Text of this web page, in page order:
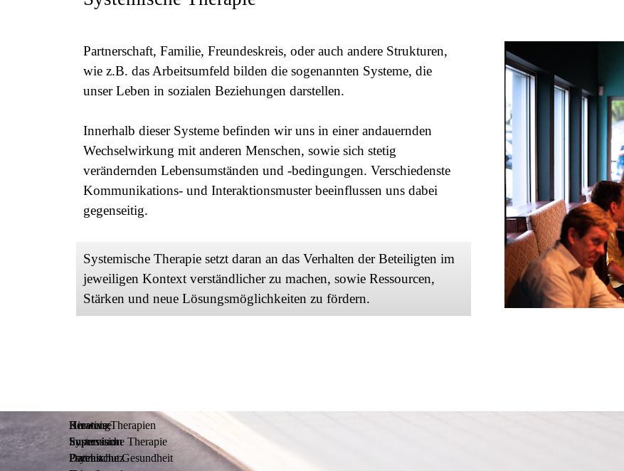
Partnerschaft, Familie, Freundeskreis, oder auch andere Strukturen,
wie z.B. das Arbeitsumfeld bilden die sogenannten Systeme, die
unser Leben in sozialen Beziehungen darstellen.
Innerhalb dieser Systeme befinden wir uns in einer andauernden
Wechselwirkung mit anderen Menschen, sowie sich stetig
verändernden Lebensumständen und -bedingungen. Verschiedenste
Kommunikations- und Interaktionsmuster beeinflussen uns dabei
gegenseitig.
Systemische Therapie setzt daran an das Verhalten der Beteiligten im
jeweiligen Kontext verständlicher zu machen, sowie Ressourcen,
Stärken und neue Lösungsmöglichkeiten zu fördern.
Beratung
Kreative Therapien
Hinweise
Supervision
Systemische Therapie
Impressum
Psychische Gesundheit
Portrait
Datenschutz